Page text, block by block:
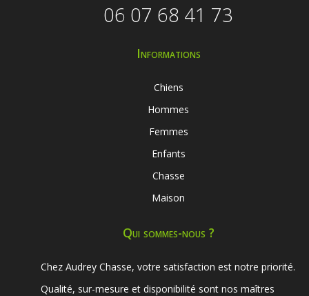
06 07 68 41 73
Informations
Chiens
Hommes
Femmes
Enfants
Chasse
Maison
Qui sommes-nous ?
Chez Audrey Chasse, votre satisfaction est notre priorité.
Qualité, sur-mesure et disponibilité sont nos maîtres